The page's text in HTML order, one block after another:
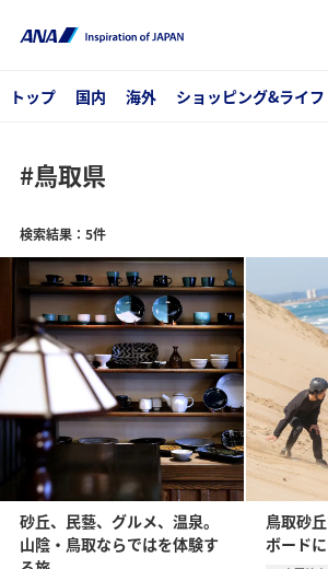
トップ 国内 海外 ショッピング&ライフ
#鳥取県
検索結果：5件
砂丘、民藝、グルメ、温泉。
山陰・鳥取ならではを体験す
鳥取砂
ボード